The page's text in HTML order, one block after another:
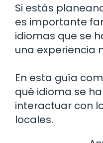
Si estás
es importante
idiomas que se
una experiencia
En esta guía
qué idioma se
interactuar con
locales.